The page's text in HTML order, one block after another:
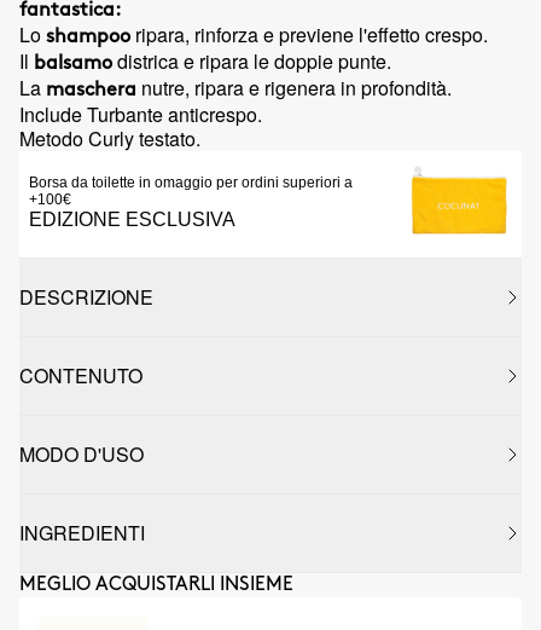
fantastica:
Lo shampoo ripara, rinforza e previene l'effetto crespo.
Il balsamo districa e ripara le doppie punte.
La maschera nutre, ripara e rigenera in profondità.
Include Turbante anticrespo.
Metodo Curly testato.
Borsa da toilette in omaggio per ordini superiori a
+100€
EDIZIONE ESCLUSIVA
DESCRIZIONE
CONTENUTO
MODO D'USO
INGREDIENTI
MEGLIO ACQUISTARLI INSIEME